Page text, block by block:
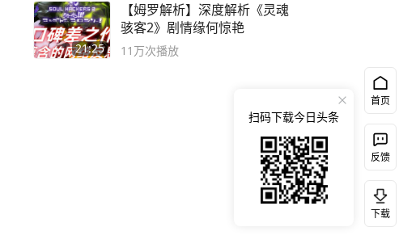
21:25
【姆罗解析】深度解析《灵魂
骇客2》剧情缘何惊艳
11万次播放
首页
反馈
下载
扫码下载今日头条